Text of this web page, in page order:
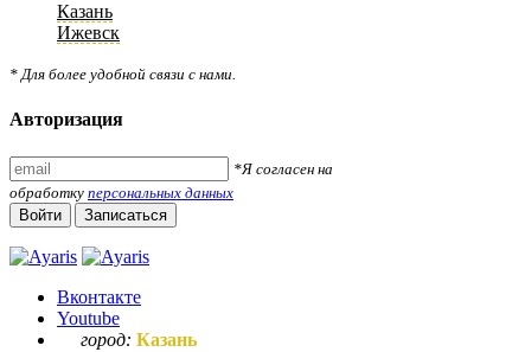
Казань
Ижевск
* Для более удобной связи с нами.
Авторизация
*Я согласен на
обработку персональных данных
Войти
Записаться
Вконтакте
Youtube
город: Казань